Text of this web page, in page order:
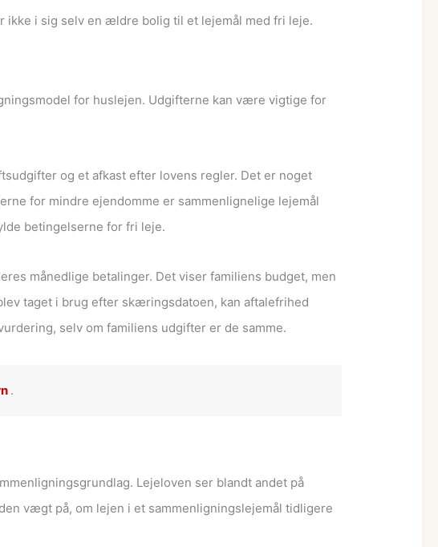
i sig selv en ældre bolig til et lejemål med fri leje.
for huslejen. Udgifterne kan være vigtige for
og et afkast efter lovens regler. Det er noget
for mindre ejendomme er sammenlignelige lejemål
betingelserne for fri leje.
månedlige betalinger. Det viser familiens budget, men
taget i brug efter skæringsdatoen, kan aftalefrihed
selv om familiens udgifter er de samme.
.
Lejeloven ser blandt andet på
vægt på, om lejen i et sammenligningslejemål tidligere